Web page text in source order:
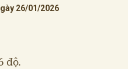
26/01/2026
độ.